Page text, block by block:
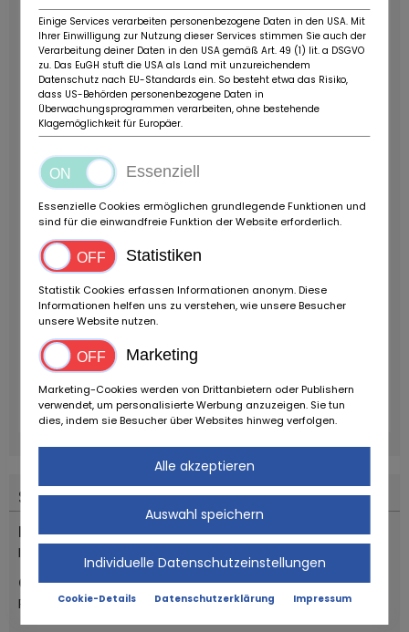
Standort
Land
Italien
Ort
Reggio Emilia
Einige Services verarbeiten personenbezogene Daten in den USA. Mit
Ihrer Einwilligung zur Nutzung dieser Services stimmen Sie auch der
Verarbeitung deiner Daten in den USA gemäß Art. 49 (1) lit. a DSGVO
zu. Das EuGH stuft die USA als Land mit unzureichendem
Datenschutz nach EU-Standards ein. So besteht etwa das Risiko,
dass US-Behörden personenbezogene Daten in
Überwachungsprogrammen verarbeiten, ohne bestehende
Klagemöglichkeit für Europäer.
Essenziell
Essenzielle Cookies ermöglichen grundlegende Funktionen und
sind für die einwandfreie Funktion der Website erforderlich.
Statistiken
Statistik Cookies erfassen Informationen anonym. Diese
Informationen helfen uns zu verstehen, wie unsere Besucher
unsere Website nutzen.
Marketing
Marketing-Cookies werden von Drittanbietern oder Publishern
verwendet, um personalisierte Werbung anzuzeigen. Sie tun
dies, indem sie Besucher über Websites hinweg verfolgen.
Alle akzeptieren
Auswahl speichern
Individuelle Datenschutzeinstellungen
Cookie-Details Datenschutzerklärung Impressum